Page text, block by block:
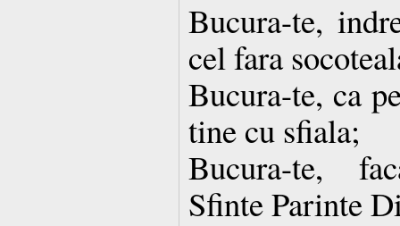
Bucura-te,
cel fara
Bucura-te, ca
tine cu sfiala;
Bucura-te,
Sfinte Parinte